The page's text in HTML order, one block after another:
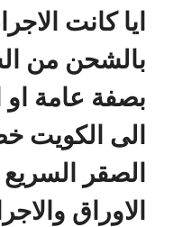
ايا كانت
بالشحن من
بصفة عامة
الى الكويت
الصقر السريع
الاوراق